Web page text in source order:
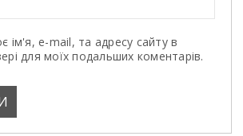
ім'я, e-mail, та адресу сайту в
для моїх подальших коментарів.